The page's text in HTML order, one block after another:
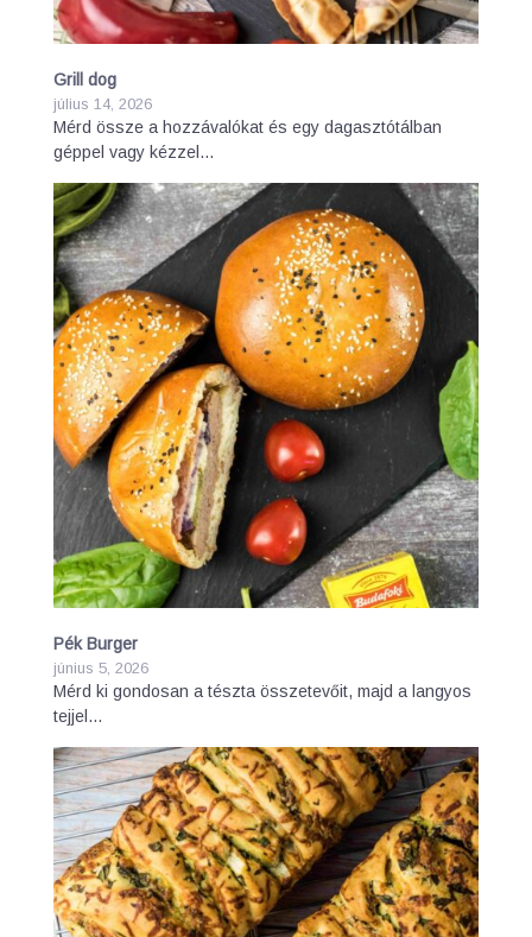
Grill dog
július 14, 2026
Mérd össze a hozzávalókat és egy dagasztótálban
géppel vagy kézzel…
Pék Burger
június 5, 2026
Mérd ki gondosan a tészta összetevőit, majd a langyos
tejjel…